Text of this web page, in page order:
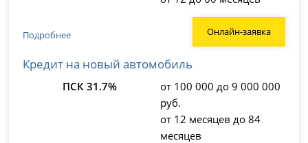
Подробнее Онлайн-заявка
Кредит на новый автомобиль
ПСК 31.7%
от 100 000 до 9 000 000
руб.
от 12 месяцев до 84
месяцев